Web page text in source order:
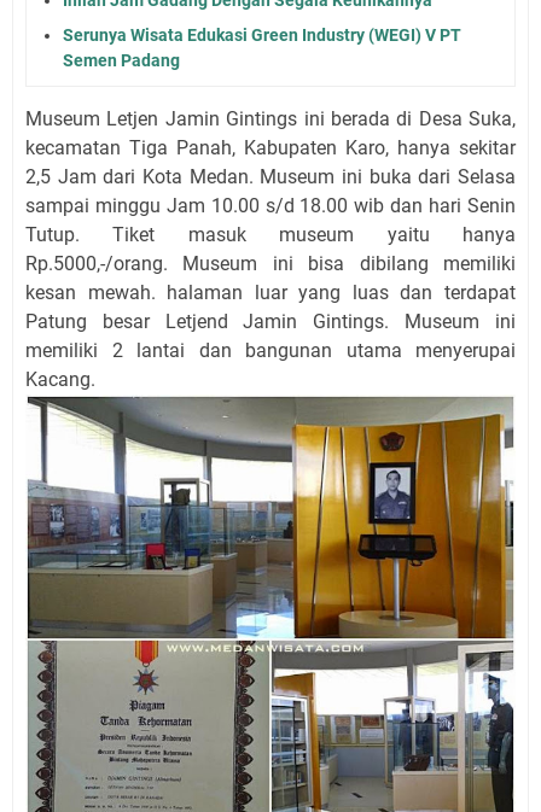
Serunya Wisata Edukasi Green Industry (WEGI) V PT
Semen Padang
Museum Letjen Jamin Gintings ini berada di Desa Suka,
kecamatan Tiga Panah, Kabupaten Karo, hanya sekitar
2,5 Jam dari Kota Medan. Museum ini buka dari Selasa
sampai minggu Jam 10.00 s/d 18.00 wib dan hari Senin
Tutup. Tiket masuk museum yaitu hanya
Rp.5000,-/orang. Museum ini bisa dibilang memiliki
kesan mewah. halaman luar yang luas dan terdapat
Patung besar Letjend Jamin Gintings. Museum ini
memiliki 2 lantai dan bangunan utama menyerupai
Kacang.